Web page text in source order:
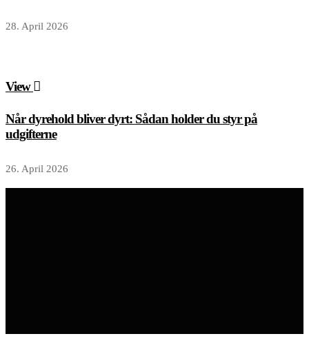
28. April 2026
View
Når dyrehold bliver dyrt: Sådan holder du styr på
udgifterne
26. April 2026